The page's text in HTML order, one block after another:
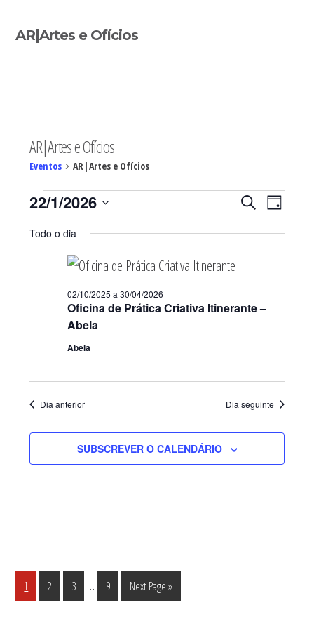
AR|Artes e Ofícios
AR|Artes e Ofícios
Eventos AR|Artes e Ofícios
Eventos
for
22/01/2026
de
pesquisa
Eventos
PESQUISAR
de
DIA
22/1/2026
Todo o dia
Oficina de Prática Criativa Itinerante –
Abela
02/10/2025 a 30/04/2026
Abela
Dia anterior Dia seguinte
SUBSCREVER O CALENDÁRIO
Página
1 Página
2 Página
3
Interim
pages
… Página
9
Go
to
Next Page »
Sidebar